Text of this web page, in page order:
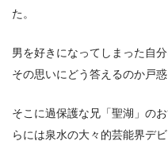
た。
男を好きになってしまった自
その思いにどう答えるのか戸惑
そこに過保護な兄「聖湖」の
らには泉水の大々的芸能界デ